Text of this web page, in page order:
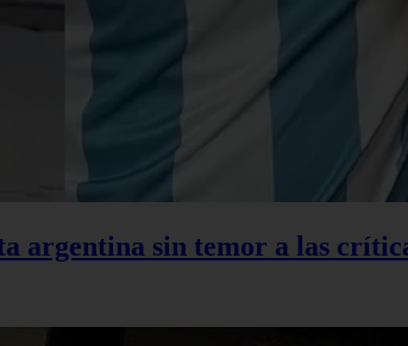
argentina sin temor a las